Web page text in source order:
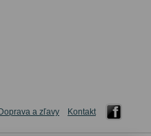
Doprava a zľavy Kontakt